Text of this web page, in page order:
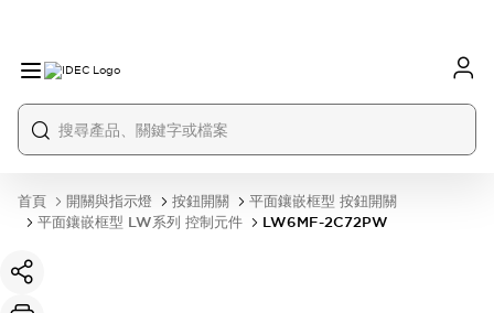
首頁 開關與指示燈 按鈕開關
平面鑲嵌框型 按鈕開關
平面鑲嵌框型 LW系列 控制元件
LW6MF-2C72PW